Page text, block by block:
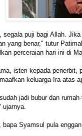
segala puji bagi Allah.
yang benar," tutur
perceraian hari ini di
isteri kepada penerbit,
keluarga Ira atas
jadi bubur dan
ujarnya.
bapa Syamsul pula